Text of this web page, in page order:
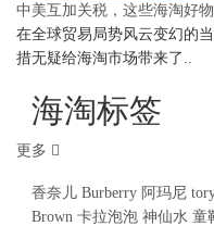
中美互加关税，这些海淘好
在全球贸易局势风云变幻的
措无疑给海淘市场带来了..
海淘标签
更多
香奈儿 Burberry 阿玛尼
Brown 卡拉泡泡 神仙水 童